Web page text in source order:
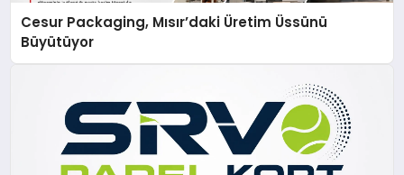
Cesur Packaging, Mısır’daki Üretim Üssünü
Büyütüyor